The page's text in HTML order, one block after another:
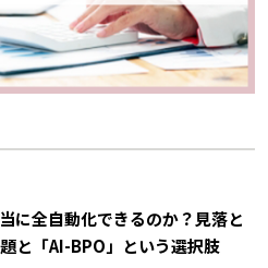
に全自動化できるのか？見落と
と「AI-BPO」という選択肢